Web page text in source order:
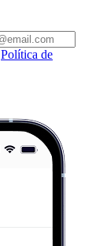
Política de